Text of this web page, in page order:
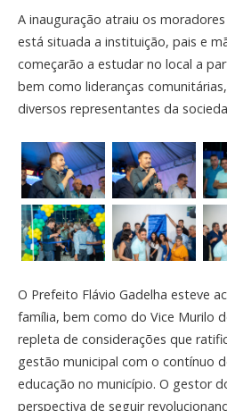
A inauguração atraiu os
está situada a instituição, pais e
começarão a estudar no local a
bem como lideranças
diversos representantes da
O Prefeito Flávio Gadelha esteve
família, bem como do Vice Murilo
repleta de considerações que
gestão municipal com o contínuo
educação no município. O gestor
perspectiva de seguir